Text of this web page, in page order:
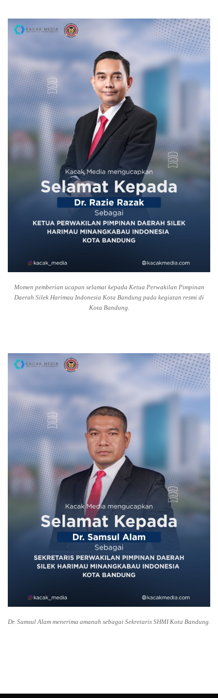
Momen pemberian ucapan selamat kepada Ketua Perwakilan Pimpinan
Daerah Silek Harimau Indonesia Kota Bandung pada kegiatan resmi di
Kota Bandung.
Dr. Samsul Alam menerima amanah sebagai Sekretaris SHMI Kota Bandung.